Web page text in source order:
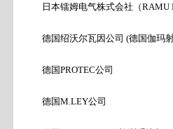
日本镭姆电气株式会社 （RAMU
德国绍沃尔瓦因公司 (德国伽玛
德国PROTEC公司
德国M.LEY公司